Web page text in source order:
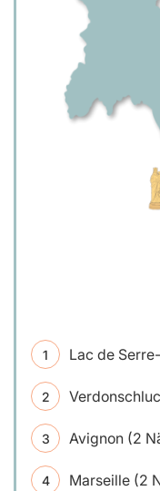
Lac de
Avignon (2
Marseille (2